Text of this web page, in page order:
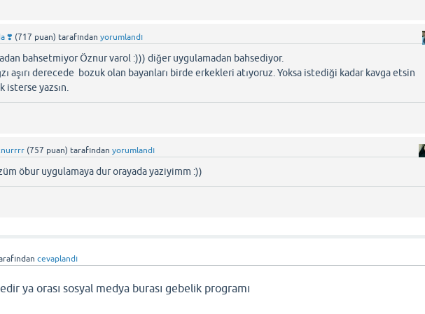
❣️ (717 puan) tarafından yorumlandı
bahsetmiyor Öznur varol :))) diğer uygulamadan bahsediyor.
aşırı derecede bozuk olan bayanları birde erkekleri atıyoruz. Yoksa istediği kadar kavga etsin
isterse yazsın.
(757 puan) tarafından yorumlandı
öbur uygulamaya dur orayada yaziyimm :))
cevaplandı
ya orası sosyal medya burası gebelik programı